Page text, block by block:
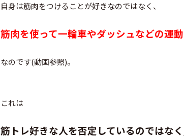
自身は筋肉をつけることが好きなのではなく、
筋肉を使って一輪車やダッシュなどの運
なのです(動画参照)。
これは
筋トレ好きな人を否定しているのではなく